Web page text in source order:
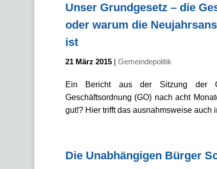
Unser Grundgesetz – die
oder warum die
ist
21 März 2015| Gemeindepolitik
Ein Bericht aus der Sitzung der
Geschäftsordnung (GO) nach acht
gut!? Hier trifft das ausnahmsweise auch
Die Unabhängigen Bürger